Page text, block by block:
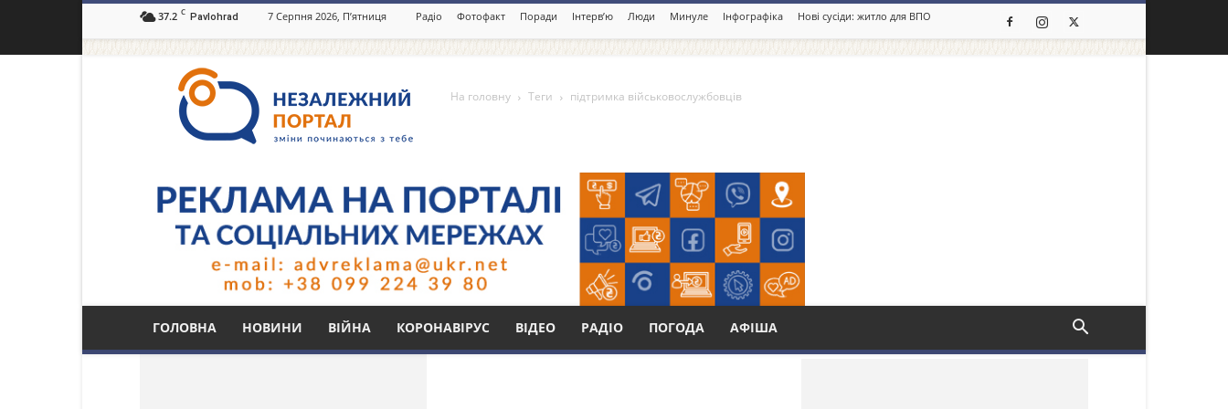
37.2 C Pavlohrad 7 Серпня 2026, П’ятниця Радіо Фотофакт Поради Інтерв’ю Люди Минуле Інфографіка Нові сусіди: житло для ВПО
портал
Павлоград.dp.ua
ГОЛОВНА НОВИНИ ВІЙНА КОРОНАВІРУС ВІДЕО РАДІО ПОГОДА АФІША
На головну Теги підтримка військовослужбовців
Тег: підтримка військовослужбовців